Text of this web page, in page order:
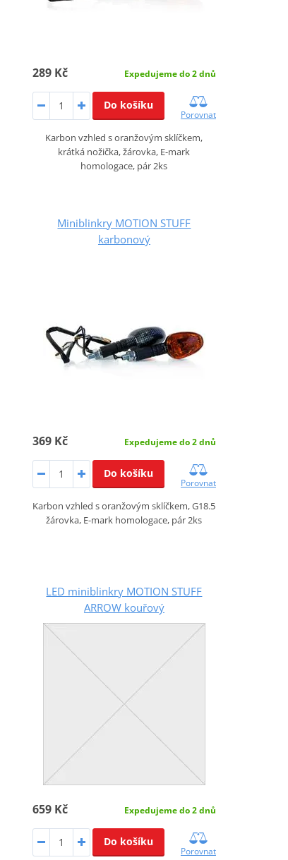
289 Kč Expedujeme do 2 dnů
Do košíku
Porovnat
Karbon vzhled s oranžovým sklíčkem,
krátká nožička, žárovka, E-mark
homologace, pár 2ks
Miniblinkry MOTION STUFF
karbonový
369 Kč Expedujeme do 2 dnů
Do košíku
Porovnat
Karbon vzhled s oranžovým sklíčkem, G18.5
žárovka, E-mark homologace, pár 2ks
LED miniblinkry MOTION STUFF
ARROW kouřový
659 Kč Expedujeme do 2 dnů
Do košíku
Porovnat